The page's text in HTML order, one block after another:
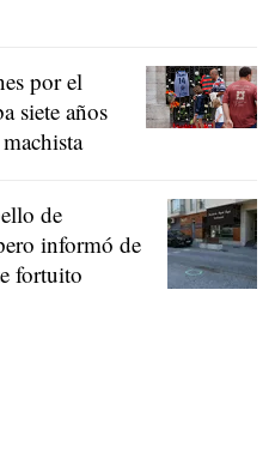
por el
siete años
de
informó de
fortuito